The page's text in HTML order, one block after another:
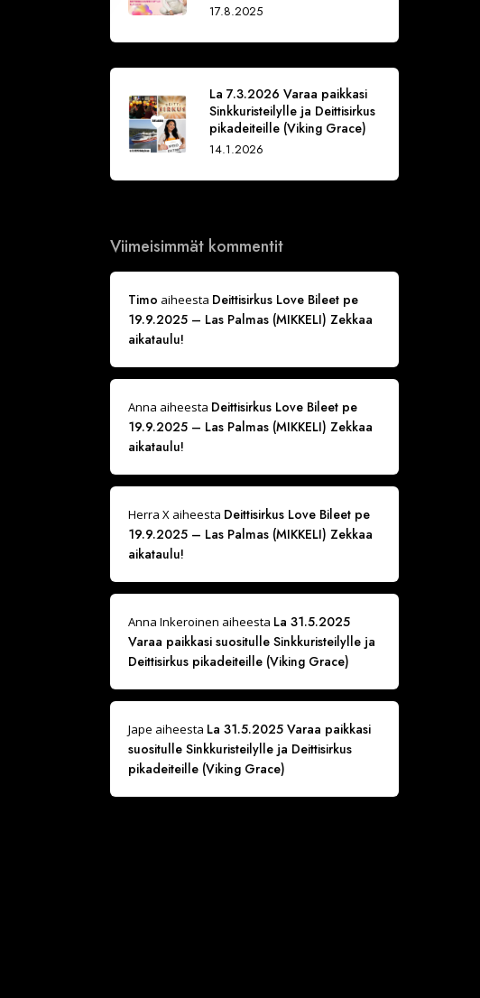
17.8.2025
La 7.3.2026 Varaa paikkasi
Sinkkuristeilylle ja Deittisirkus
pikadeiteille (Viking Grace)
14.1.2026
Viimeisimmät kommentit
Timo aiheesta Deittisirkus Love Bileet pe
19.9.2025 – Las Palmas (MIKKELI) Zekkaa
aikataulu!
Anna aiheesta Deittisirkus Love Bileet pe
19.9.2025 – Las Palmas (MIKKELI) Zekkaa
aikataulu!
Herra Xaiheesta Deittisirkus Love Bileet pe
19.9.2025 – Las Palmas (MIKKELI) Zekkaa
aikataulu!
Anna Inkeroinen aiheesta La 31.5.2025
Varaa paikkasi suositulle Sinkkuristeilylle ja
Deittisirkus pikadeiteille (Viking Grace)
Jape aiheesta La 31.5.2025 Varaa paikkasi
suositulle Sinkkuristeilylle ja Deittisirkus
pikadeiteille (Viking Grace)